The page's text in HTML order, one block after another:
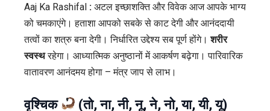
Aaj Ka Rashifal : अटल इच्छाशक्ति और विवेक आज आपके भाग्य
को चमकाएंगे। हताशा आपको सबके से काट देगी और आनंददायी
तत्वों का शत्रु बना देगी। निर्धारित उद्देश्य सब पूर्ण होंगे।शरीर
स्वस्थरहेगा। आध्यात्मिक अनुष्ठानों में आकर्षण बढ़ेगा। पारिवारिक
वातावरण आनंदमय होगा – मंत्र जाप से लाभ।
वृश्चिक (तो, ना, नी, नू, ने, नो, या, यी, यू)